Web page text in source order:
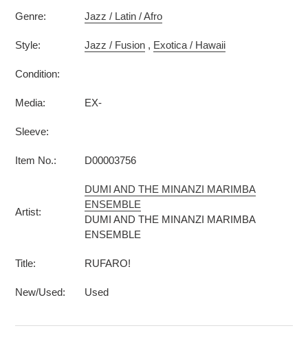
Genre: Jazz / Latin / Afro
Style: Jazz / Fusion , Exotica / Hawaii
Condition:
Media: EX-
Sleeve:
Item No.: D00003756
Artist:
DUMI AND THE MINANZI MARIMBA
ENSEMBLE
DUMI AND THE MINANZI MARIMBA
ENSEMBLE
Title: RUFARO!
New/Used: Used